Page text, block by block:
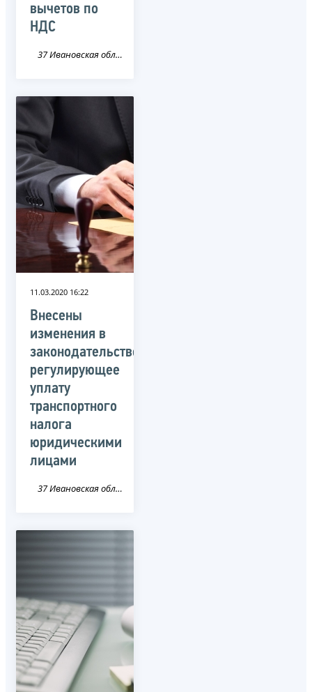
вычетов по
НДС
37 Ивановская область
11.03.2020 16:22
Внесены
изменения в
законодательство,
регулирующее
уплату
транспортного
налога
юридическими
лицами
37 Ивановская область